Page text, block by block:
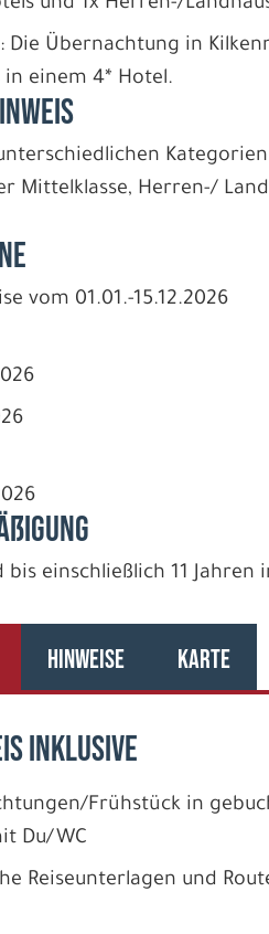
und 1x Herren-/
Die Übernachtung in
in einem 4* Hotel.
Mittelklasse, Herren-/
vom 01.01.-15.12.2026
bis einschließlich 11
HINWEISE KARTE
INKLUSIVE
Frühstück in
Du/WC
Reiseunterlagen und